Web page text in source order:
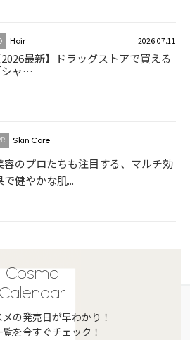
Hair 2026.07.11
2026最新】ドラッグストアで買える
シャ…
Skin Care
容のプロたちも注目する、マルチ効
で健やかな肌...
Cosme
Calendar
の発売日が早わかり！
を今すぐチェック！